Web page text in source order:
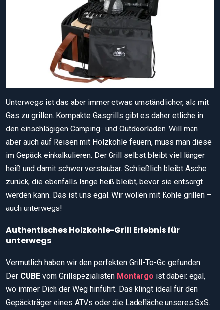
Unterwegs ist das aber immer etwas umständlicher, als mit
Gas zu grillen. Kompakte Gasgrills gibt es daher etliche in
den einschlägigen Camping- und Outdoorläden. Will man
aber auch auf Reisen mit Holzkohle feuern, muss man diese
im Gepäck einkalkulieren. Der Grill selbst bleibt viel länger
heiß und damit schwer verstaubar. Schließlich bleibt Asche
zurück, die ebenfalls lange heiß bleibt, bevor sie entsorgt
werden kann. Das ist uns egal. Wir wollen mit Kohle grillen –
auch unterwegs!
Authentisches Holzkohle-Grill Erlebnis für
unterwegs
Vermutlich haben wir den perfekten Grill-To-Go gefunden.
Der CUBE vom Grillspezialisten Montargo ist dabei: egal,
wo immer Dich der Weg hinführt. Das klingt ideal für den
Gepäckträger eines ATVs oder die Ladefläche unseres SxS.